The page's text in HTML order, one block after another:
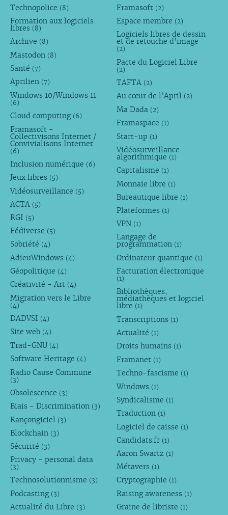
Technopolice (8)
Formation aux logiciels
libres (8)
Archive (8)
Mastodon (8)
Santé (7)
Aprilien (7)
Windows 10/Windows 11
(6)
Cloud computing (6)
Framasoft -
Collectivisons Internet /
Convivialisons Internet
(6)
Inclusion numérique (6)
Jeux libres (5)
Vidéosurveillance (5)
ACTA (5)
RGI (5)
Fédiverse (5)
Sobriété (4)
AdieuWindows (4)
Géopolitique (4)
Créativité - Art (4)
Migration vers le Libre
(4)
DADVSI (4)
Site web (4)
Trad-GNU (4)
Software Heritage (4)
Radio Cause Commune
(3)
Obsolescence (3)
Biais - Discrimination (3)
Rançongiciel (3)
Blockchain (3)
Sécurité (3)
Privacy - personal data
(3)
Technosolutionnisme (3)
Podcasting (3)
Actualité du Libre (3)
Framasoft (2)
Espace membre (2)
Logiciels libres de dessin
et de retouche d’image
(2)
Pacte du Logiciel Libre
(2)
TAFTA (2)
Au cœur de l’April (2)
Ma Dada (2)
Framaspace (1)
Start-up (1)
Vidéosurveillance
algorithmique (1)
Capitalisme (1)
Monnaie libre (1)
Bureautique libre (1)
Plateformes (1)
VPN (1)
Langage de
programmation (1)
Ordinateur quantique (1)
Facturation électronique
(1)
Bibliothèques,
médiathèques et logiciel
libre (1)
Transcriptions (1)
Actualité (1)
Droits humains (1)
Framanet (1)
Techno-fascisme (1)
Windows (1)
Syndicalisme (1)
Traduction (1)
Logiciel de caisse (1)
Candidats.fr (1)
Aaron Swartz (1)
Métavers (1)
Cryptographie (1)
Raising awareness (1)
Graine de libriste (1)